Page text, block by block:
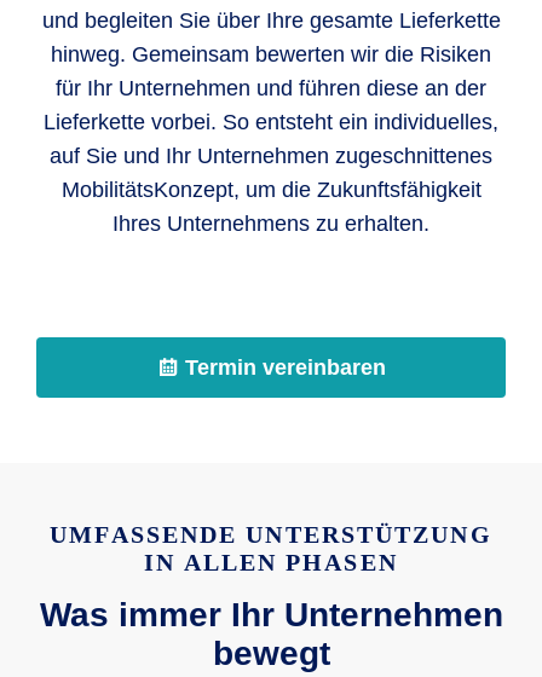
und begleiten Sie über Ihre gesamte Lieferkette
hinweg. Gemeinsam bewerten wir die Risiken
für Ihr Unternehmen und führen diese an der
Lieferkette vorbei. So entsteht ein individuelles,
auf Sie und Ihr Unternehmen zugeschnittenes
MobilitätsKonzept, um die Zukunftsfähigkeit
Ihres Unternehmens zu erhalten.
Termin vereinbaren
UMFASSENDE UNTERSTÜTZUNG
IN ALLEN PHASEN
Was immer Ihr Unternehmen
bewegt